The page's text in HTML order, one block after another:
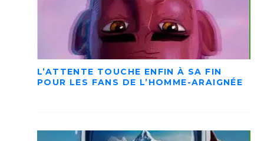
L’ATTENTE TOUCHE ENFIN À SA FIN
POUR LES FANS DE L’HOMME-ARAIGNÉE